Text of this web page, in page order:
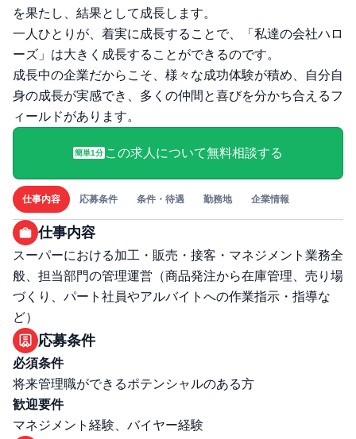
を果たし、結果として成長します。
一人ひとりが、着実に成長することで、「私達の会社ハロ
ーズ」は大きく成長することができるのです。
成長中の企業だからこそ、様々な成功体験が積め、自分自
身の成長が実感でき、多くの仲間と喜びを分かち合えるフ
ィールドがあります。
簡単1分 この求人について無料相談する
仕事内容 応募条件 条件・待遇 勤務地 企業情報
仕事内容
スーパーにおける加工・販売・接客・マネジメント業務全
般、担当部門の管理運営（商品発注から在庫管理、売り場
づくり、パート社員やアルバイトへの作業指示・指導な
ど）
応募条件
必須条件
将来管理職ができるポテンシャルのある方
歓迎要件
マネジメント経験、バイヤー経験